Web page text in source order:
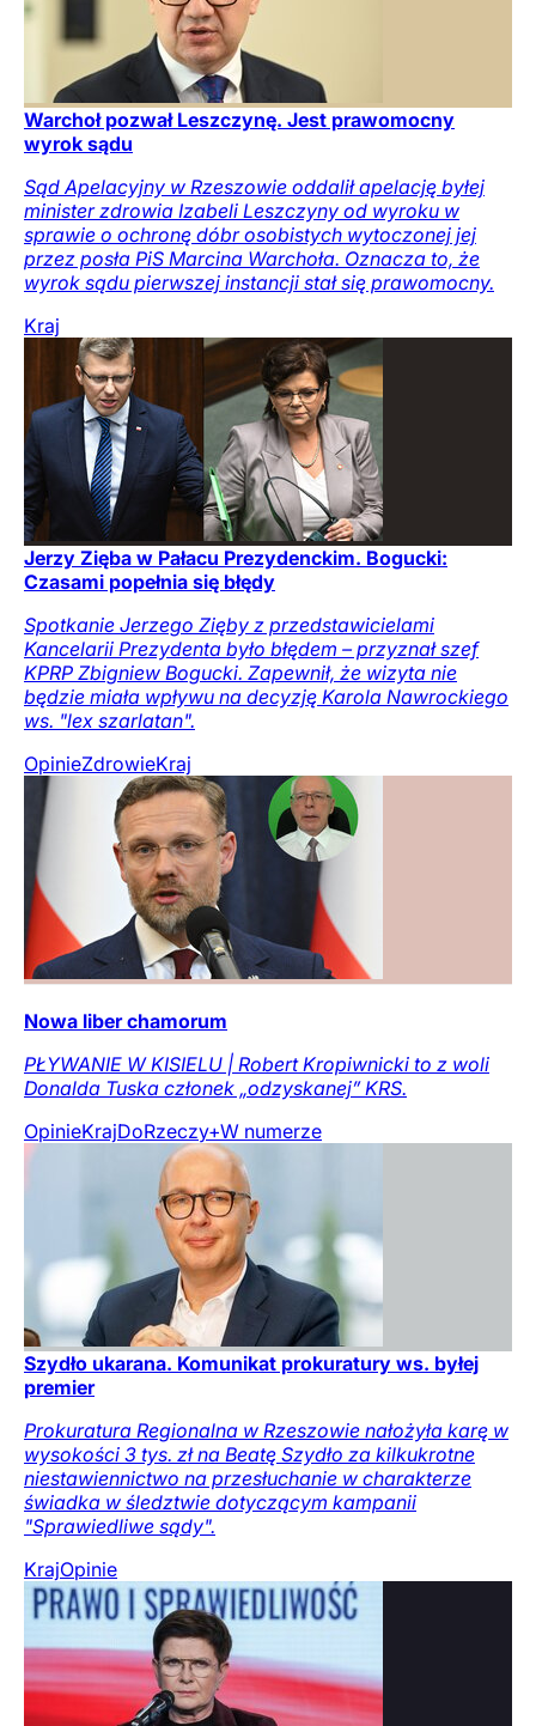
Warchoł pozwał Leszczynę. Jest prawomocny
wyrok sądu
Sąd Apelacyjny w Rzeszowie oddalił apelację byłej
minister zdrowia Izabeli Leszczyny od wyroku w
sprawie o ochronę dóbr osobistych wytoczonej jej
przez posła PiS Marcina Warchoła. Oznacza to, że
wyrok sądu pierwszej instancji stał się prawomocny.
Kraj
Jerzy Zięba w Pałacu Prezydenckim. Bogucki:
Czasami popełnia się błędy
Spotkanie Jerzego Zięby z przedstawicielami
Kancelarii Prezydenta było błędem – przyznał szef
KPRP Zbigniew Bogucki. Zapewnił, że wizyta nie
będzie miała wpływu na decyzję Karola Nawrockiego
ws. "lex szarlatan".
OpinieZdrowieKraj
Nowa liber chamorum
PŁYWANIE W KISIELU | Robert Kropiwnicki to z woli
Donalda Tuska członek „odzyskanej” KRS.
OpinieKrajDoRzeczy+W numerze
Szydło ukarana. Komunikat prokuratury ws. byłej
premier
Prokuratura Regionalna w Rzeszowie nałożyła karę w
wysokości 3 tys. zł na Beatę Szydło za kilkukrotne
niestawiennictwo na przesłuchanie w charakterze
świadka w śledztwie dotyczącym kampanii
"Sprawiedliwe sądy".
KrajOpinie